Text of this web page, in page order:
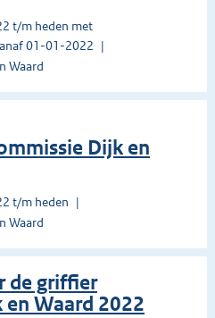
t/m heden met
01-01-2022
Waard
Dijk en
t/m heden
Waard
de griffier
Waard 2022